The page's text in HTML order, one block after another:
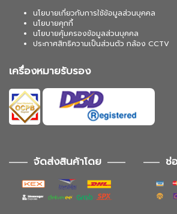
นโยบายเกี่ยวกับการใช้ข้อมูลส่วนบุคคล
นโยบายคุกกี้
นโยบายคุ้มครองข้อมูลส่วนบุคคล
ประกาศสิทธิความเป็นส่วนตัว กล้อง CCTV
เครื่องหมายรับรอง
จัดส่งสินค้าโดย ช่